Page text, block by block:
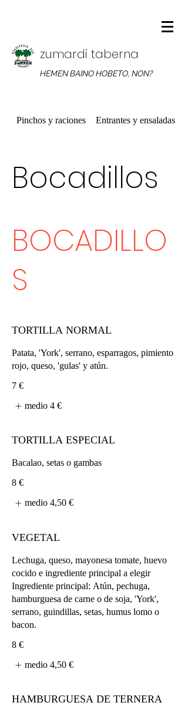
zumardi taberna
HEMEN BAINO HOBETO, NON?
Pinchos y raciones Entrantes y ensaladas
Bocadillos
BOCADILLO
S
TORTILLA NORMAL
Patata, 'York', serrano, esparragos, pimiento
rojo, queso, 'gulas' y atún.
7 €
medio 4 €
TORTILLA ESPECIAL
Bacalao, setas o gambas
8 €
medio 4,50 €
VEGETAL
Lechuga, queso, mayonesa tomate, huevo
cocido e ingrediente principal a elegir
Ingrediente principal: Atún, pechuga,
hamburguesa de carne o de soja, 'York',
serrano, guindillas, setas, humus lomo o
bacon.
8 €
medio 4,50 €
HAMBURGUESA DE TERNERA